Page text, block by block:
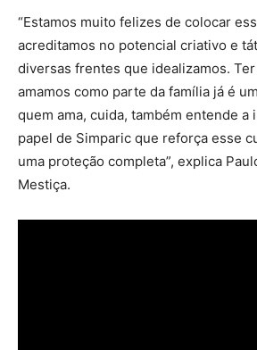
“Estamos muito felizes de colocar
acreditamos no potencial criativo e
diversas frentes que idealizamos.
amamos como parte da família já é
quem ama, cuida, também entende a
papel de Simparic que reforça esse
uma proteção completa”, explica
Mestiça.